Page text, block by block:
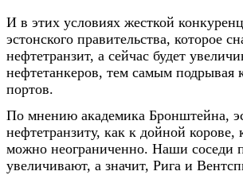
И в этих условиях жесткой
эстонского правительства, которое
нефтетранзит, а сейчас будет
нефтетанкеров, тем самым подрывая
портов.
По мнению академика Бронштейна,
нефтетранзиту, как к дойной
можно неограниченно. Наши соседи
увеличивают, а значит, Рига и